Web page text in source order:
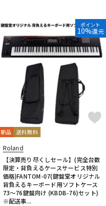
ポイント
10%還元
新品 送料無料
Roland
【決算売り尽くしセール】(完全台数
限定・背負えるケースサービス特別
価格)FANTOM-07(鍵盤堂オリジナル
背負えるキーボード用ソフトケース
73～76鍵盤向け (KBDB-76)セット)
※配送事...